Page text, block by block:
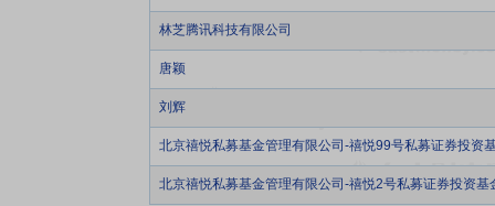
林芝腾讯科技有限公司
唐颖
刘辉
北京禧悦私募基金管理有限公司-禧悦99号私募证券投资
北京禧悦私募基金管理有限公司-禧悦2号私募证券投资基